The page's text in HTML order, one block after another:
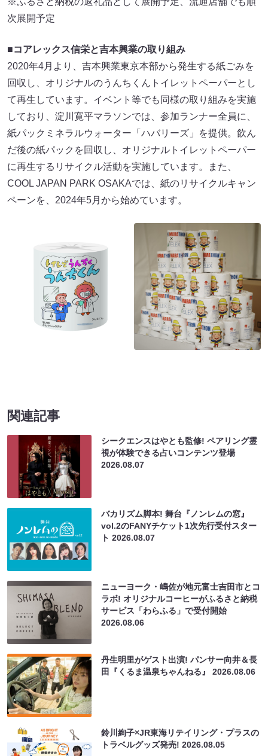
次展開予定
■コアレックス信栄と吉本興業の取り組み
2020年4月より、吉本興業東京本部から発生する紙ごみを
回収し、オリジナルのうんちくんトイレットペーパーとし
て再生しています。イベント等でも同様の取り組みを実施
しており、淀川寛平マラソンでは、参加ランナー全員に、
紙パックミネラルウォーター「ハバリーズ」を提供。飲ん
だ後の紙パックを回収し、オリジナルトイレットペーパー
に再生するリサイクル活動を実施しています。また、
COOL JAPAN PARK OSAKAでは、紙のリサイクルキャン
ペーンを、2024年5月から始めています。
関連記事
シークエンスはやとも監修! ペアリング霊
視が体験できる占いコンテンツ登場
2026.08.07
バカリズム脚本! 舞台『ノンレムの窓』
vol.2のFANYチケット1次先行受付スター
ト2026.08.07
ニューヨーク・嶋佐が地元富士吉田市とコ
ラボ! オリジナルコーヒーがふるさと納税
サービス「わらふる」で受付開始
2026.08.06
丹生明里がゲスト出演! パンサー向井＆長
田『くるま温泉ちゃんねる』2026.08.06
鈴川絢子×JR東海リテイリング・プラスの
トラベルグッズ発売!2026.08.05